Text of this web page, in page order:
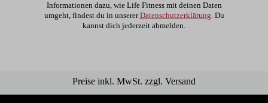
Informationen dazu, wie Life Fitness mit deinen Daten
umgeht, findest du in unsererDatenschutzerklärung. Du
kannst dich jederzeit abmelden.
Preise inkl. MwSt. zzgl. Versand